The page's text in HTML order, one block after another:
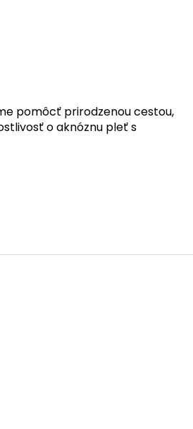
pomôcť prirodzenou cestou,
o aknóznu pleť s